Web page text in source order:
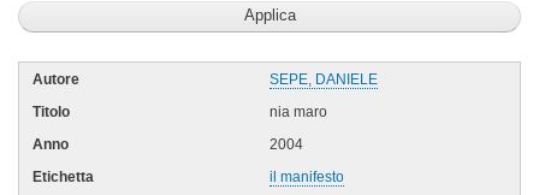
SEPE, DANIELE
nia maro
2004
il manifesto